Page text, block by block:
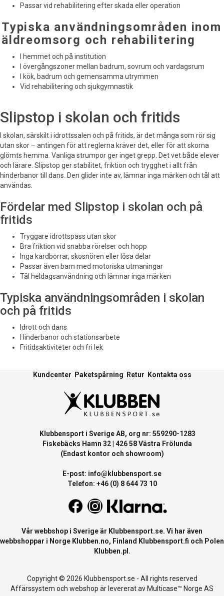
Passar vid rehabilitering efter skada eller operation
Typiska användningsområden inom
äldreomsorg och rehabilitering
I hemmet och på institution
I övergångszoner mellan badrum, sovrum och vardagsrum
I kök, badrum och gemensamma utrymmen
Vid rehabilitering och sjukgymnastik
Slipstop i skolan och fritids
I skolan, särskilt i idrottssalen och på fritids, är det många som rör sig
utan skor – antingen för att reglerna kräver det, eller för att skorna
glömts hemma. Vanliga strumpor ger inget grepp. Det vet både elever
och lärare. Slipstop ger stabilitet, friktion och trygghet i allt från
hinderbanor till dans. Den glider inte av, lämnar inga märken och tål att
användas.
Fördelar med Slipstop i skolan och på
fritids
Tryggare idrottspass utan skor
Bra friktion vid snabba rörelser och hopp
Inga kardborrar, skosnören eller lösa delar
Passar även barn med motoriska utmaningar
Tål heldagsanvändning och lämnar inga märken
Typiska användningsområden i skolan
och på fritids
Idrott och dans
Hinderbanor och stationsarbete
Fritidsaktiviteter och fri lek
Kundcenter Paketspårning Retur Kontakta oss
Klubbensport i Sverige AB, org nr: 559290-1283
Fiskebäcks Hamn 32 | 426 58 Västra Frölunda
(Endast kontor och showroom)
E-post: info@klubbensport.se
Telefon: +46 (0) 8 644 73 10
Vår webbshop i Sverige är Klubbensport.se. Vi har även
webbshoppar i Norge Klubben.no, Finland Klubbensport.fi och Polen
Klubben.pl .
Copyright © 2026 Klubbensport.se - All rights reserved
Affärssystem och webshop är levererat av Multicase™ Norge AS